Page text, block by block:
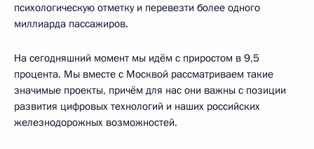
психологическую отметку и перевезти более одного
миллиарда пассажиров.
На сегодняшний момент мы идём с приростом в 9,5
процента. Мы вместе с Москвой рассматриваем такие
значимые проекты, причём для нас они важны с позиции
развития цифровых технологий и наших российских
железнодорожных возможностей.